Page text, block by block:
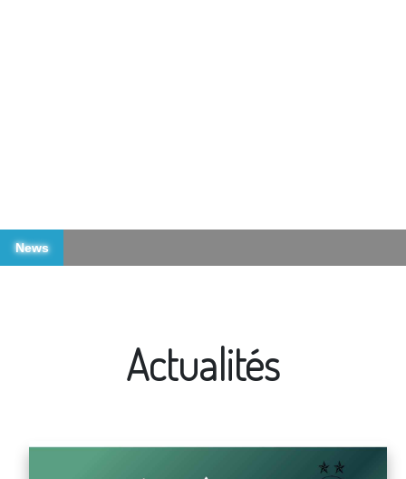
News
Actualités